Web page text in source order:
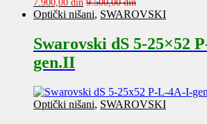
7.900,00 din 9.500,00din
Optički nišani, SWAROVSKI
Swarovski dS 5-25×52
gen.II
Optički nišani, SWAROVSKI